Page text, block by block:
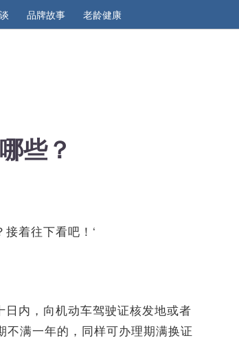
品牌故事 老龄健康
些？
着往下看吧！‘
内，向机动车驾驶证核发地或者
满一年的，同样可办理期满换证